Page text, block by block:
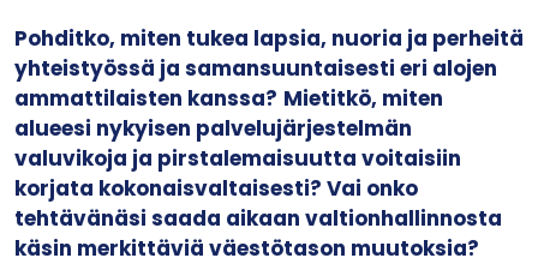
Pohditko, miten tukea lapsia, nuoria ja perheitä
yhteistyössä ja samansuuntaisesti eri alojen
ammattilaisten kanssa? Mietitkö, miten
alueesi nykyisen palvelujärjestelmän
valuvikoja ja pirstalemaisuutta voitaisiin
korjata kokonaisvaltaisesti? Vai onko
tehtävänäsi saada aikaan valtionhallinnosta
käsin merkittäviä väestötason muutoksia?